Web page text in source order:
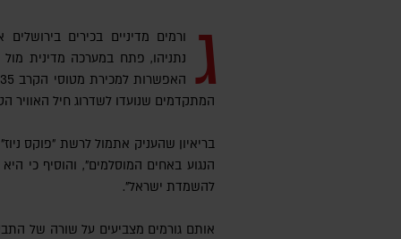
ג ורמים מדיניים בכירים
נתניהו, פתח במערכה מדינית
המתקדמים שנועדו לשדרוג חיל האוויר
בריאיון שהעניק אתמול לרשת "פוקס
הנגוע באחים המוסלמים", והוסיף כי
להשמדת ישראל".
אותם גורמים מצביעים על שורה של התבטאויות חריפות מצד בכירי המשטר